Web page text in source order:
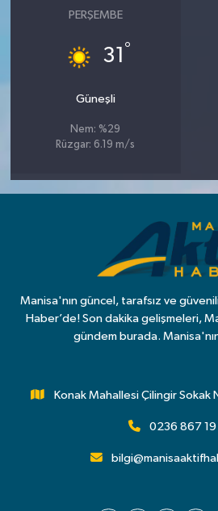
PERŞEMBE
31 °
Güneşli
Nem: %29
Rüzgar: 6.19 m/s
Manisa'nın güncel, tarafsız ve
Haber’de! Son dakika gelişmeleri,
gündem burada.
Konak Mahallesi Çilingir Sokak
0236 867 19